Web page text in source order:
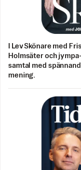
I Lev Skönare med
Holmsäter och
samtal med
mening.